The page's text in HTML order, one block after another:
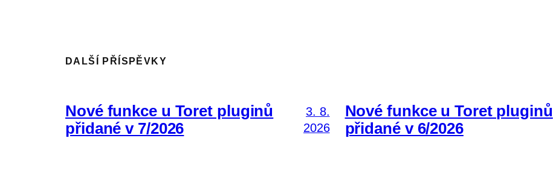
DALŠÍ PŘÍSPĚVKY
Nové funkce u Toret pluginů
přidané v 7/2026
3. 8.
2026
Nové funkce u Toret pluginů
přidané v 6/2026